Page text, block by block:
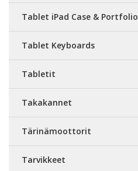
Tablet iPad Case & Portfolio
Tablet Keyboards
Tabletit
Takakannet
Tärinämoottorit
Tarvikkeet